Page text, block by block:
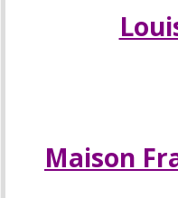
Maison